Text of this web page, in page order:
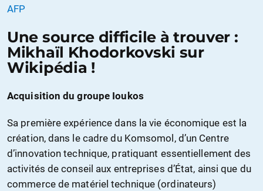
AFP
Une source difficile à trouver :
Mikhaïl Khodorkovski sur
Wikipédia !
Acquisition du groupe Ioukos
Sa première expérience dans la vie économique est la
création, dans le cadre du Komsomol, d’un Centre
d’innovation technique, pratiquant essentiellement des
activités de conseil aux entreprises d’État, ainsi que du
commerce de matériel technique (ordinateurs)